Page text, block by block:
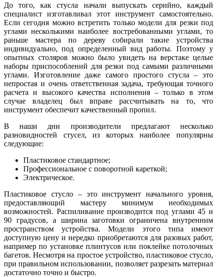
До того, как стусла начали выпускать серийно, каждый
специалист изготавливал этот инструмент самостоятельно.
Если сегодня можно встретить только модели для резки под
углами несколькими наиболее востребованными углами, то
раньше мастера по дереву собирали такие устройства
индивидуально, под определенный вид работы. Поэтому у
опытных столяров можно было увидеть на верстаке целые
наборы приспособлений для резки под самыми различными
углами. Изготовление даже самого простого стусла – это
непростая и очень ответственная задача, требующая точного
расчета и высокого качества исполнения – только в этом
случае владелец был вправе рассчитывать на то, что
инструмент обеспечит качественный пропил.
В наши дни производители предлагают несколько
разновидностей стусел, из которых наиболее популярны
следующие:
Пластиковое стандартное;
Профессиональное с поворотной кареткой;
Электрическое.
Пластиковое стусло – это инструмент начального уровня,
предоставляющий мастеру минимум необходимых
возможностей. Распиливание производится под углами 45 и
90 градусов, а ширина заготовки ограничена внутренним
пространством устройства. Модели этого типа имеют
доступную цену и нередко приобретаются для разовых работ,
например по установке плинтусов или поклейке потолочных
багетов. Несмотря на простое устройство, пластиковое стусло,
при правильном использовании, позволяет разрезать материал
достаточно точно и быстро.